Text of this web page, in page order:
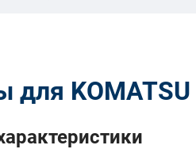
для KOMATSU